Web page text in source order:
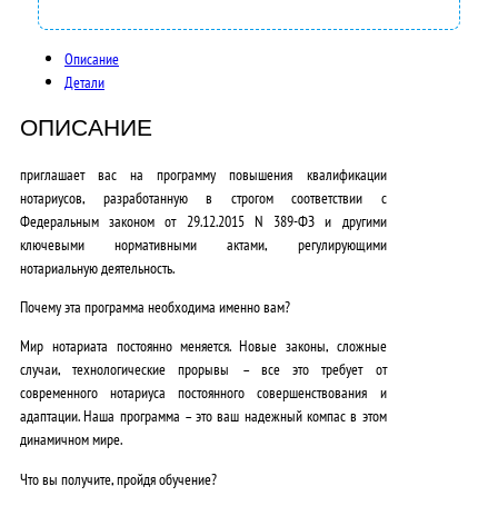
0
0
,
0
0
₽
Описание
Детали
ОПИСАНИЕ
приглашает вас на программу повышения квалификации
нотариусов, разработанную в строгом соответствии с
Федеральным законом от 29.12.2015 N 389-ФЗ и другими
ключевыми нормативными актами, регулирующими
нотариальную деятельность.
Почему эта программа необходима именно вам?
Мир нотариата постоянно меняется. Новые законы, сложные
случаи, технологические прорывы – все это требует от
современного нотариуса постоянного совершенствования и
адаптации. Наша программа – это ваш надежный компас в этом
динамичном мире.
Что вы получите, пройдя обучение?